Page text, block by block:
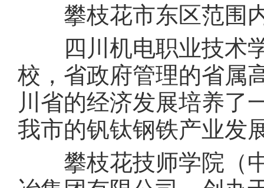
攀枝花市东区范围内
四川机电职业技术学
校，省政府管理的省属
川省的经济发展培养了
我市的钒钛钢铁产业发
攀枝花技师学院（中